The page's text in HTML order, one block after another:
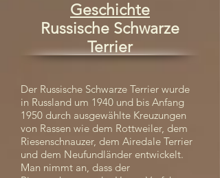
Geschichte
Russische Schwarze
Terrier
Der Russische Schwarze Terrier wurde
in Russland um 1940 und bis Anfang
1950 durch ausgewählte Kreuzungen
von Rassen wie dem Rottweiler, dem
Riesenschnauzer, dem Airedale Terrier
und dem Neufundländer entwickelt.
Man nimmt an, dass der